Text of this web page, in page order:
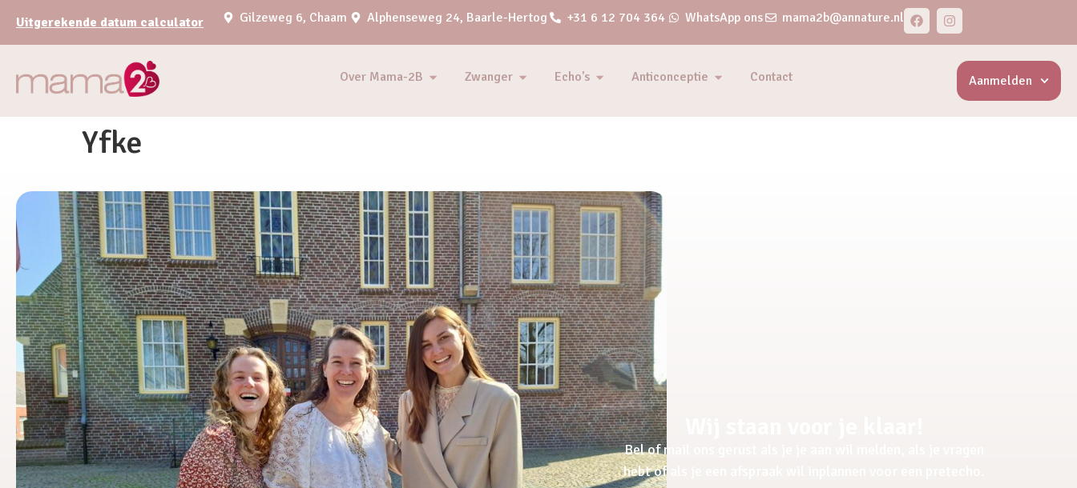
Uitgerekende datum calculator Gilzeweg 6, Chaam Alphenseweg 24, Baarle-Hertog +31 6 12 704 364 WhatsApp ons mama2b@annature.nl
Over Mama-2B Zwanger Echo's Anticonceptie Contact Aanmelden
Yfke
Bel of mail ons gerust als je je aan wil melden, als je vragen
hebt of als je een afspraak wil inplannen voor een pretecho.